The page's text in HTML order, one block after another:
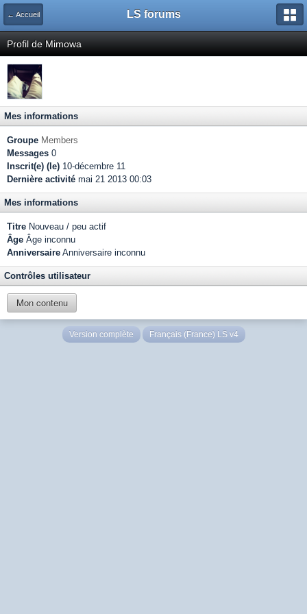
← Accueil LS forums
Profil de Mimowa
Mes informations
Groupe Members
Messages 0
Inscrit(e) (le) 10-décembre 11
Dernière activité mai 21 2013 00:03
Mes informations
Titre Nouveau / peu actif
Âge Âge inconnu
Anniversaire Anniversaire inconnu
Contrôles utilisateur
Mon contenu
Version complète Français (France) LS v4